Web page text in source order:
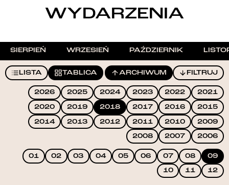
WYDARZENIA
SIERPIEŃ WRZESIEŃ PAŹDZIERNIK
LISTA TABLICA ARCHIWUM FILTRUJ
2026 2025 2024 2023 2022
2021
2020
2019 2018 2017 2016
2015
2014
2013 2012 2011 2010
2009
2008
2007 2006
01 02 03 04 05 06 07 08
09
10
11 12